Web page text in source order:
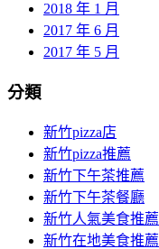
2018 年 1 月
2017 年 6 月
2017 年 5 月
分類
新竹pizza店
新竹pizza推薦
新竹下午茶推薦
新竹下午茶餐廳
新竹人氣美食推薦
新竹在地美食推薦